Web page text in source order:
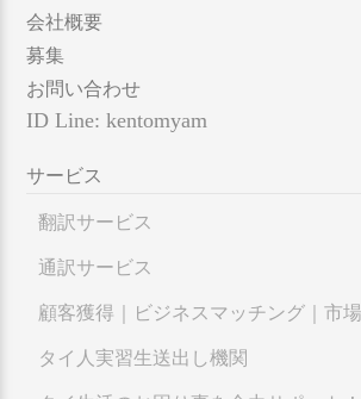
会社概要
募集
お問い合わせ
ID Line: kentomyam
サービス
翻訳サービス
通訳サービス
顧客獲得｜ビジネスマッチング｜市
タイ人実習生送出し機関